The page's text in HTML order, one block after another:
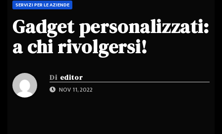
SERVIZI PER LE AZIENDE
Gadget personalizzati:
a chi rivolgersi!
Di editor
NOV 11, 2022